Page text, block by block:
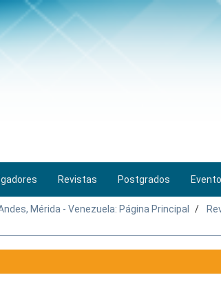
Revistas Postgrados
Mérida - Venezuela: Página Principal